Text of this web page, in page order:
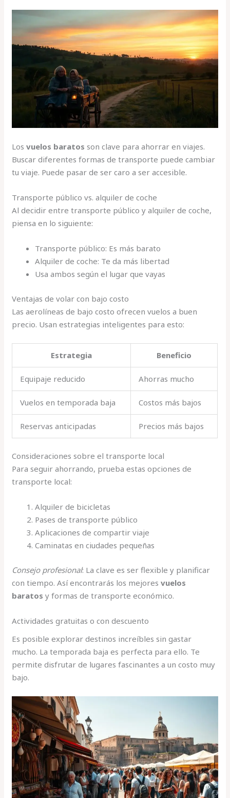
Losvuelos baratos son clave para ahorrar en viajes.
Buscar diferentes formas de transporte puede cambiar
tu viaje. Puede pasar de ser caro a ser accesible.
Transporte público vs. alquiler de coche
Al decidir entre transporte público y alquiler de coche,
piensa en lo siguiente:
Transporte público: Es más barato
Alquiler de coche: Te da más libertad
Usa ambos según el lugar que vayas
Ventajas de volar con bajo costo
Las aerolíneas de bajo costo ofrecen vuelos a buen
precio. Usan estrategias inteligentes para esto:
Estrategia Beneficio
Equipaje reducido Ahorras mucho
Vuelos en temporada baja Costos más bajos
Reservas anticipadas Precios más bajos
Consideraciones sobre el transporte local
Para seguir ahorrando, prueba estas opciones de
transporte local:
Alquiler de bicicletas
Pases de transporte público
Aplicaciones de compartir viaje
Caminatas en ciudades pequeñas
Consejo profesional: La clave es ser flexible y planificar
con tiempo. Así encontrarás los mejoresvuelos
baratos y formas de transporte económico.
Actividades gratuitas o con descuento
Es posible explorar destinos increíbles sin gastar
mucho. La temporada baja es perfecta para ello. Te
permite disfrutar de lugares fascinantes a un costo muy
bajo.